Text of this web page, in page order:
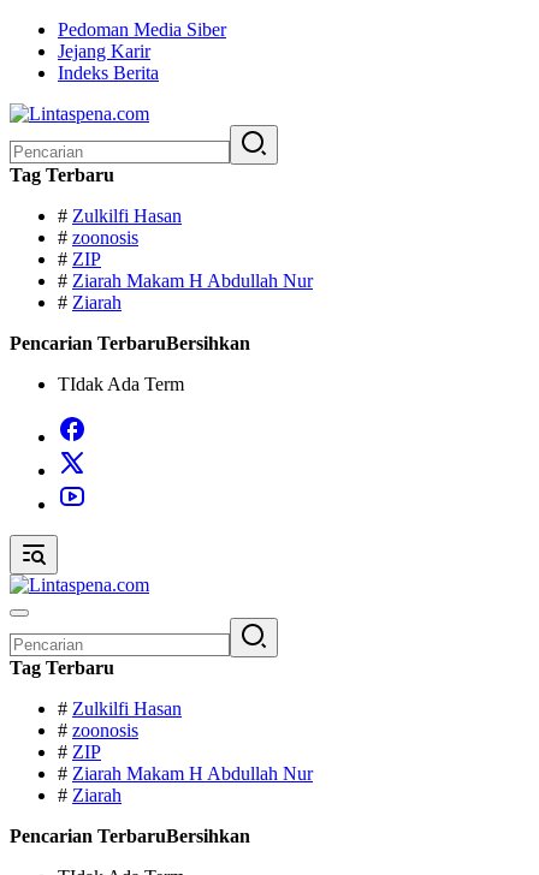
Langsung
konten
Pedoman Media Siber
Jejang Karir
Indeks Berita
untuk:
Tag Terbaru
# Zulkilfi Hasan
# zoonosis
# ZIP
# Ziarah Makam H Abdullah Nur
# Ziarah
Pencarian TerbaruBersihkan
TIdak Ada Term
untuk:
Tag Terbaru
# Zulkilfi Hasan
# zoonosis
# ZIP
# Ziarah Makam H Abdullah Nur
# Ziarah
Pencarian TerbaruBersihkan